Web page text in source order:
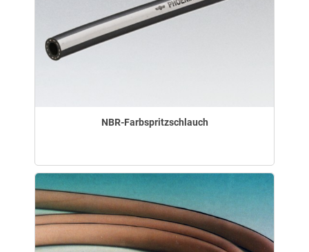
NBR-Farbspritzschlauch